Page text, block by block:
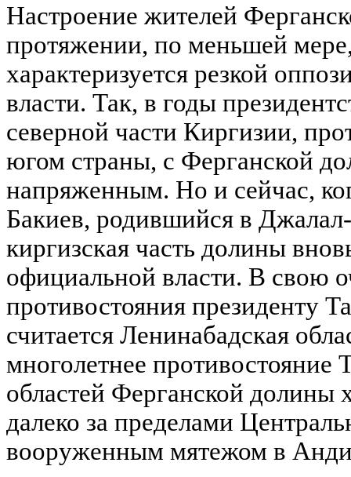
Настроение жителей
протяжении, по меньшей
характеризуется резкой
власти. Так, в годы
северной части Киргизии,
югом страны, с Ферганской
напряженным. Но и сейчас,
Бакиев, родившийся в
киргизская часть долины
официальной власти. В свою
противостояния президенту
считается Ленинабадская
многолетнее противостояние
областей Ферганской долины
далеко за пределами
вооруженным мятежом в